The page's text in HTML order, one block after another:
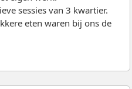
sessies van 3 kwartier.
eten waren bij ons de